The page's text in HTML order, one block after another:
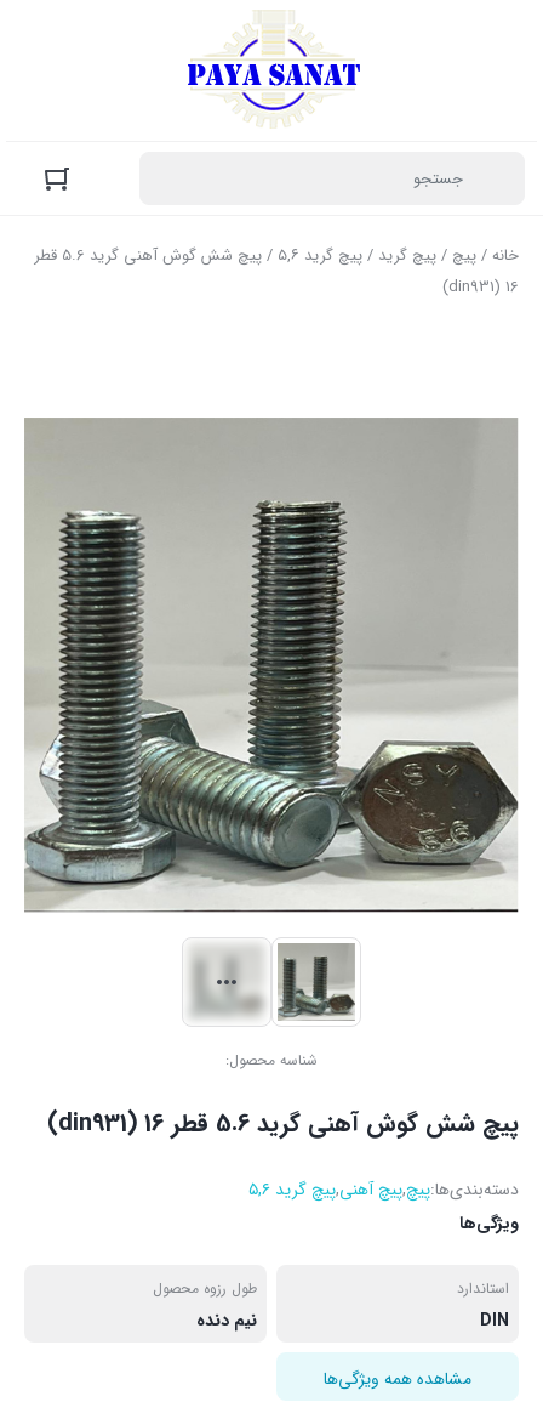
خانه/پیچ /پیچ گرید /پیچ گرید ۵,۶
/ پیچ شش گوش آهنی گرید 5.6 قطر
16 (din931)
شناسه محصول:
پیچ شش گوش آهنی گرید 5.6 قطر 16 (din931)
دسته‌بندی‌ها:پیچ,پیچ آهنی,پیچ گرید ۵,۶
ویژگی‌ها
استاندارد
DIN
طول رزوه محصول
نیم دنده
مشاهده همه ویژگی‌ها